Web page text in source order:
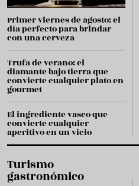
Primer viernes de agosto: el
día perfecto para brindar
con una cerveza
Trufa de verano: el
diamante bajo tierra que
convierte cualquier plato en
gourmet
El ingrediente vasco que
convierte cualquier
aperitivo en un vicio
Turismo
gastronómico